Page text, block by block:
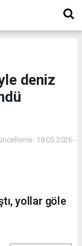
deniz
18.05.2026 -
yollar göle